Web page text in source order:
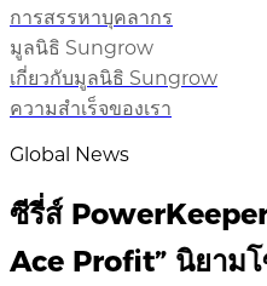
การสรรหาบุคลากร
มูลนิธิ Sungrow
เกี่ยวกับมูลนิธิ Sungrow
ความสำเร็จของเรา
Global News
ซีรี่ส์
Ace Profit” นิยาม